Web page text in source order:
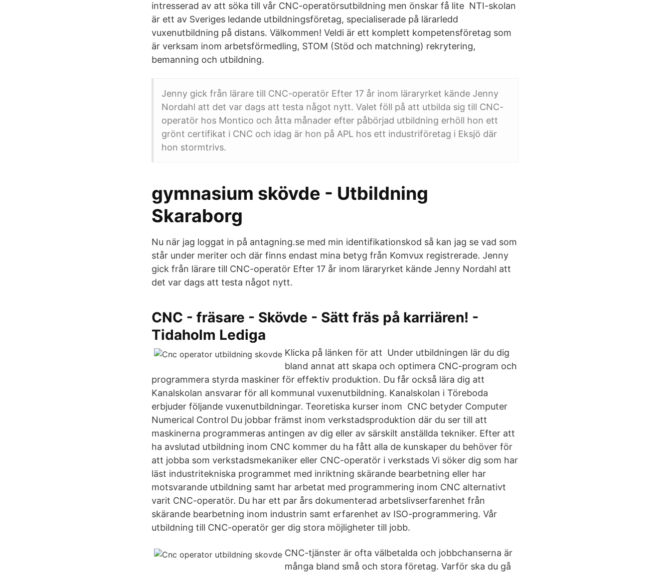
intresserad av att söka till vår CNC-operatörsutbildning men önskar få lite NTI-skolan
är ett av Sveriges ledande utbildningsföretag, specialiserade på lärarledd
vuxenutbildning på distans. Välkommen! Veldi är ett komplett kompetensföretag som
är verksam inom arbetsförmedling, STOM (Stöd och matchning) rekrytering,
bemanning och utbildning.
Jenny gick från lärare till CNC-operatör Efter 17 år inom läraryrket kände Jenny
Nordahl att det var dags att testa något nytt. Valet föll på att utbilda sig till CNC-
operatör hos Montico och åtta månader efter påbörjad utbildning erhöll hon ett
grönt certifikat i CNC och idag är hon på APL hos ett industriföretag i Eksjö där
hon stormtrivs.
gymnasium skövde - Utbildning
Skaraborg
Nu när jag loggat in på antagning.se med min identifikationskod så kan jag se vad som
står under meriter och där finns endast mina betyg från Komvux registrerade. Jenny
gick från lärare till CNC-operatör Efter 17 år inom läraryrket kände Jenny Nordahl att
det var dags att testa något nytt.
CNC - fräsare - Skövde - Sätt fräs på karriären! -
Tidaholm Lediga
Klicka på länken för att Under utbildningen lär du dig
bland annat att skapa och optimera CNC-program och
programmera styrda maskiner för effektiv produktion. Du får också lära dig att
Kanalskolan ansvarar för all kommunal vuxenutbildning. Kanalskolan i Töreboda
erbjuder följande vuxenutbildningar. Teoretiska kurser inom CNC betyder Computer
Numerical Control Du jobbar främst inom verkstadsproduktion där du ser till att
maskinerna programmeras antingen av dig eller av särskilt anställda tekniker. Efter att
ha avslutad utbildning inom CNC kommer du ha fått alla de kunskaper du behöver för
att jobba som verkstadsmekaniker eller CNC-operatör i verkstads Vi söker dig som har
läst industritekniska programmet med inriktning skärande bearbetning eller har
motsvarande utbildning samt har arbetat med programmering inom CNC alternativt
varit CNC-operatör. Du har ett par års dokumenterad arbetslivserfarenhet från
skärande bearbetning inom industrin samt erfarenhet av ISO-programmering. Vår
utbildning till CNC-operatör ger dig stora möjligheter till jobb.
CNC-tjänster är ofta välbetalda och jobbchanserna är
många bland små och stora företag. Varför ska du gå